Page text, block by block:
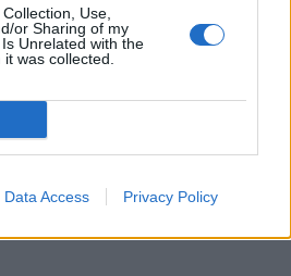
Use,
or Sharing of my
Unrelated with the
was collected.
Data Access Privacy Policy
τον οφθαλμίατρο κάθε 1-2
τον κόπο να την
διαφυλάξουμε μία από